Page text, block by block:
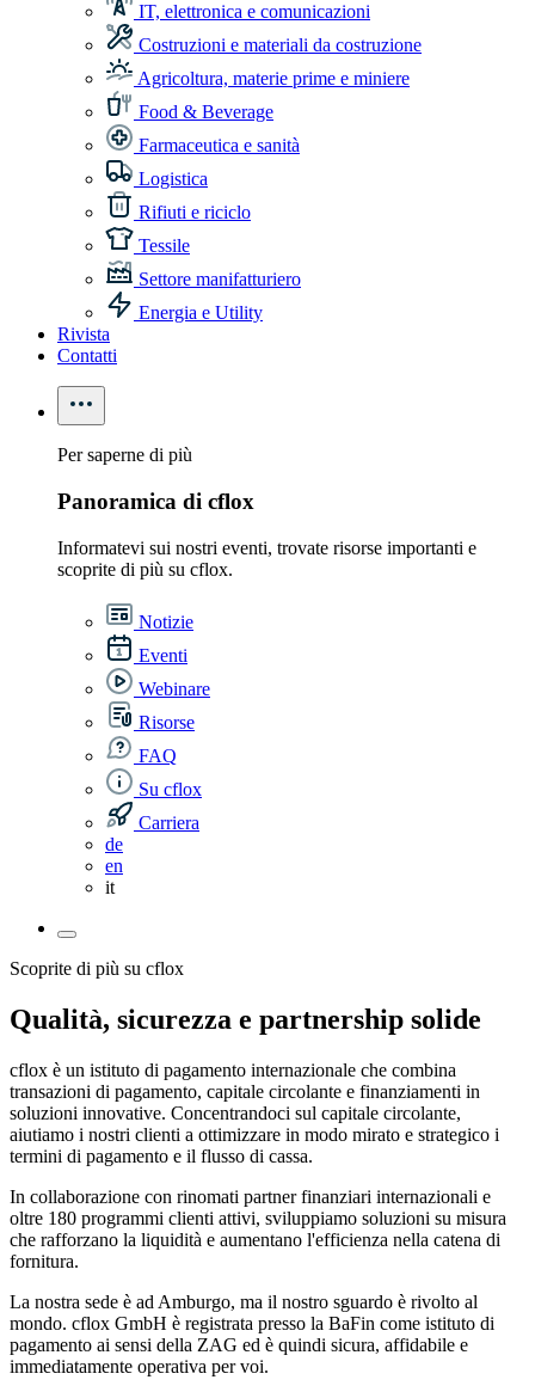
IT, elettronica e comunicazioni
Costruzioni e materiali da costruzione
Agricoltura, materie prime e miniere
Food & Beverage
Farmaceutica e sanità
Logistica
Rifiuti e riciclo
Tessile
Settore manifatturiero
Energia e Utility
Rivista
Contatti
Per saperne di più
Panoramica di cflox
Informatevi sui nostri eventi, trovate risorse importanti e
scoprite di più su cflox.
Notizie
Eventi
Webinare
Risorse
FAQ
Su cflox
Carriera
de
en
it
Scoprite di più su cflox
Qualità, sicurezza e partnership solide
cflox è un istituto di pagamento internazionale che combina
transazioni di pagamento, capitale circolante e finanziamenti in
soluzioni innovative. Concentrandoci sul capitale circolante,
aiutiamo i nostri clienti a ottimizzare in modo mirato e strategico i
termini di pagamento e il flusso di cassa.
In collaborazione con rinomati partner finanziari internazionali e
oltre 180 programmi clienti attivi, sviluppiamo soluzioni su misura
che rafforzano la liquidità e aumentano l'efficienza nella catena di
fornitura.
La nostra sede è ad Amburgo, ma il nostro sguardo è rivolto al
mondo. cflox GmbH è registrata presso la BaFin come istituto di
pagamento ai sensi della ZAG ed è quindi sicura, affidabile e
immediatamente operativa per voi.